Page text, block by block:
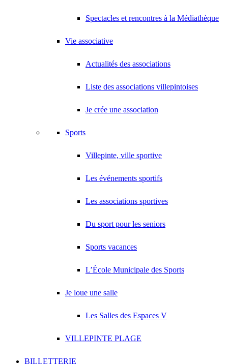
Spectacles et rencontres à la Médiathèque
Vie associative
Actualités des associations
Liste des associations villepintoises
Je crée une association
Sports
Villepinte, ville sportive
Les événements sportifs
Les associations sportives
Du sport pour les seniors
Sports vacances
L’École Municipale des Sports
Je loue une salle
Les Salles des Espaces V
VILLEPINTE PLAGE
BILLETTERIE